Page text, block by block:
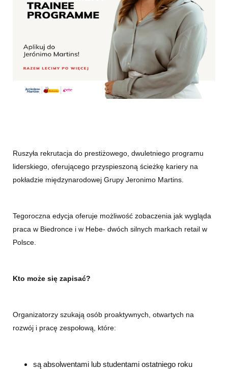
Ruszyła rekrutacja do prestiżowego, dwuletniego programu
liderskiego, oferującego przyspieszoną ścieżkę kariery na
pokładzie międzynarodowej Grupy Jeronimo Martins.
Tegoroczna edycja oferuje możliwość zobaczenia jak wygląda
praca w Biedronce i w Hebe- dwóch silnych markach retail w
Polsce.
Kto może się zapisać?
Organizatorzy szukają osób proaktywnych, otwartych na
rozwój i pracę zespołową, które:
są absolwentami lub studentami ostatniego roku